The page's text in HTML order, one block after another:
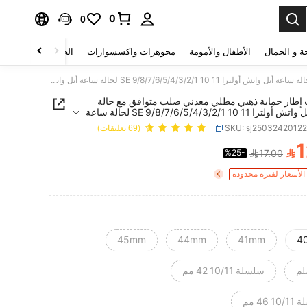
0
0
و الجمال الأطفال والأمومة مجوهرات واكسسوارات الحقائب والأمتعة
4 عبوات إطار حماية ذهبي مطلي معدني صلب متوافق مع حالة ساعة أبل واتش أولترا 11 10 SE 9/8/7/6/5/4/3/2/1 لحالة ساعة أبل واتش ذكية 40مم/41مم/42مم/44مم/45مم/46مم إطار رقيق جدًا مقاوم للصدمات والخدش والاصطدام، حساس للمس (بدون زجاج) متوافق مع ساعة آي ووتش للنساء والرجال
إطار حماية ذهبي مطلي معدني صلب متوافق مع حالة
ساعة أبل واتش أولترا 11 10 SE 9/8/7/6/5/4/3/2/1 لحالة ساعة
أبل واتش ذكية 40مم/41مم/42مم/44مم/45مم/46مم إطار
مقاوم للصدمات والخدش والاصطدام، حساس للمس
متوافق مع ساعة آي ووتش للنساء والرجال
SKU: (69 تعليقات)
PRICE AND 
17.00
%25-
لفترة محدودة
41mm
44mm
45mm
سلسلة 10/11 42 مم
مم